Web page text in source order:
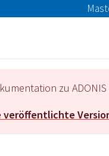
zu ADONIS
veröffentlichte